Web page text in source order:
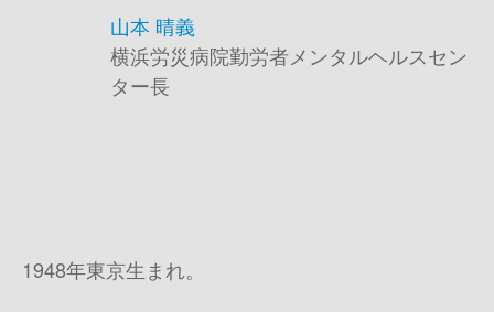
山本 晴義
横浜労災病院勤労者メンタルヘルスセン
ター長
1948年東京生まれ。